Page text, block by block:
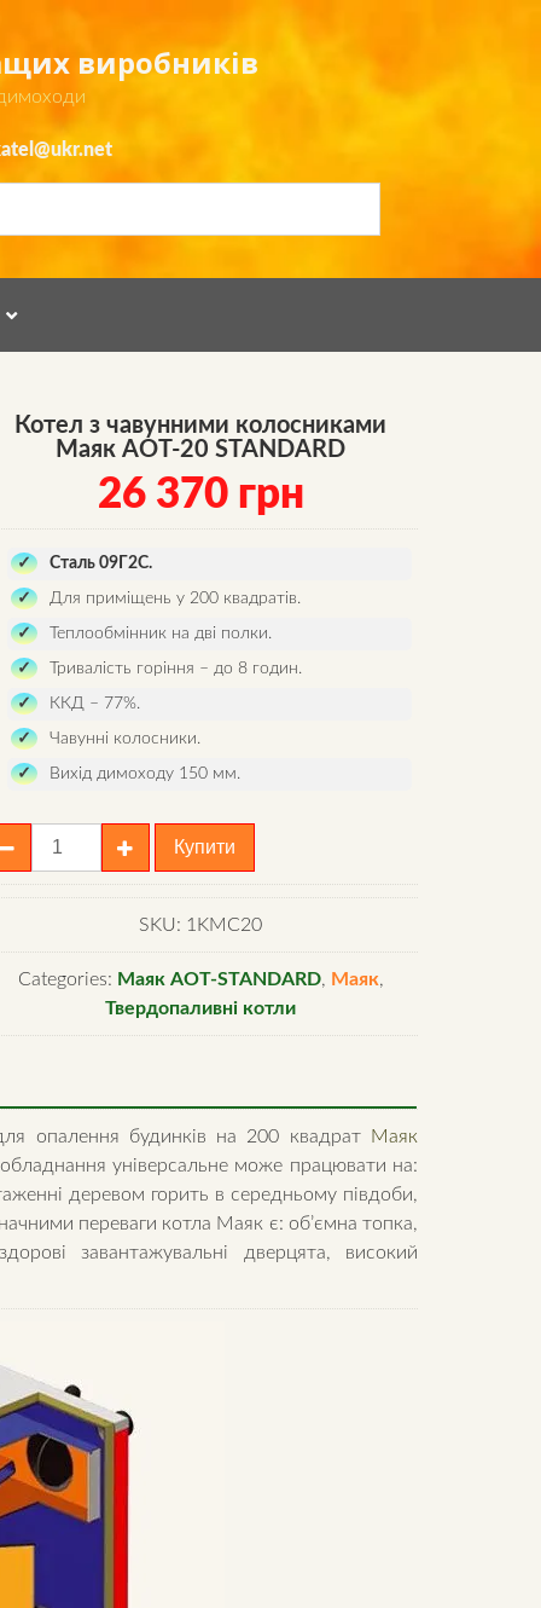
виробників
Котел з чавунними колосниками
Маяк АОТ-20 STANDARD
26 370 грн
Сталь 09Г2С.
Для приміщень у 200 квадратів.
Теплообмінник на дві полки.
Тривалість горіння – до 8 годин.
ККД – 77%.
Чавунні колосники.
Вихід димоходу 150 мм.
20
Купити
SKU: 1KМС20
Categories: Маяк АОТ-STANDARD, Маяк,
Твердопаливні котли
опалення будинків на 200 квадрат
Маяк
універсальне може працювати на:
деревом горить в середньому півдоби,
переваги котла Маяк є: об’ємна топка,
завантажувальні дверцята, високий